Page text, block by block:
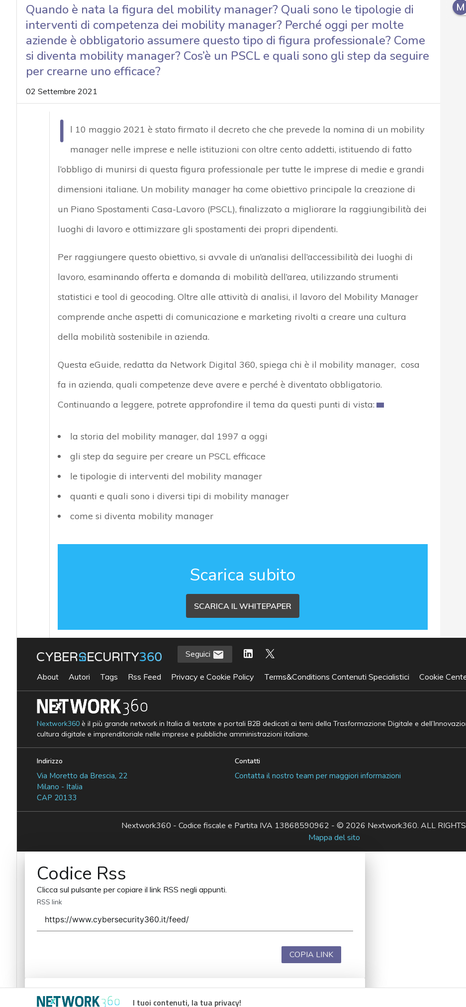
Quando è nata la figura del mobility manager? Quali sono le tipologie di
interventi di competenza dei mobility manager? Perché oggi per molte
aziende è obbligatorio assumere questo tipo di figura professionale? Come
si diventa mobility manager? Cos’è un PSCL e quali sono gli step da seguire
per crearne uno efficace?
02 Settembre 2021
I
l 10 maggio 2021 è stato firmato il decreto che che prevede la nomina di un mobility
manager nelle imprese e nelle istituzioni con oltre cento addetti, istituendo di fatto
l’obbligo di munirsi di questa figura professionale per tutte le imprese di medie e grandi
dimensioni italiane. Un mobility manager ha come obiettivo principale la creazione di
un Piano Spostamenti Casa-Lavoro (PSCL), finalizzato a migliorare la raggiungibilità dei
luoghi di lavoro e ottimizzare gli spostamenti dei propri dipendenti.
Per raggiungere questo obiettivo, si avvale di un’analisi dell’accessibilità dei luoghi di
lavoro, esaminando offerta e domanda di mobilità dell’area, utilizzando strumenti
statistici e tool di geocoding. Oltre alle attività di analisi, il lavoro del Mobility Manager
comprende anche aspetti di comunicazione e marketing rivolti a creare una cultura
della mobilità sostenibile in azienda.
Questa eGuide, redatta da Network Digital 360, spiega chi è il mobility manager, cosa
fa in azienda, quali competenze deve avere e perché è diventato obbligatorio.
Continuando a leggere, potrete approfondire il tema da questi punti di vista:
la storia del mobility manager, dal 1997 a oggi
gli step da seguire per creare un PSCL efficace
le tipologie di interventi del mobility manager
quanti e quali sono i diversi tipi di mobility manager
come si diventa mobility manager
Scarica subito
SCARICA IL WHITEPAPER
M
I tuoi contenuti, la tua privacy!
Seguici
About Autori Tags Rss Feed Privacy e Cookie Policy Terms&Conditions Contenuti Specialistici Cookie
Nextwork360è il più grande network in Italia di testate e portali B2B dedicati ai temi della Trasformazione Digitale e
cultura digitale e imprenditoriale nelle imprese e pubbliche amministrazioni italiane.
Indirizzo
Via Moretto da Brescia, 22
Milano - Italia
CAP 20133
Contatti
Contatta il nostro team per maggiori informazioni
Nextwork360 - Codice fiscale e Partita IVA 13868590962 - © 2026 Nextwork360. ALL RIGHTS
Mappa del sito
Codice Rss
Clicca sul pulsante per copiare il link RSS negli appunti.
RSS link
COPIA LINK
Codice Rss